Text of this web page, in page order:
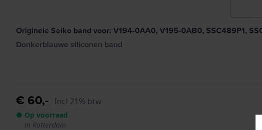
Originele Seiko band voor: V194-0AA0, V195-0AB0, SSC489P1,
Donkerblauwe siliconen band
€ 60,- Incl 21% btw
● Op voorraad
in Rotterdam